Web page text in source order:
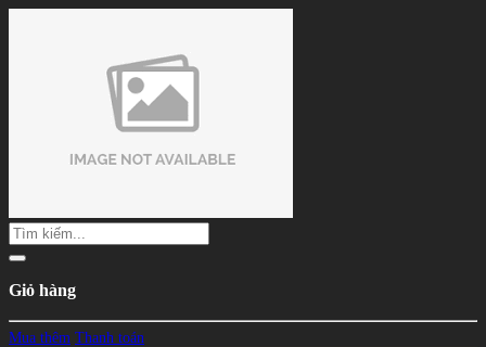
Giỏ hàng
Mua thêm Thanh toán